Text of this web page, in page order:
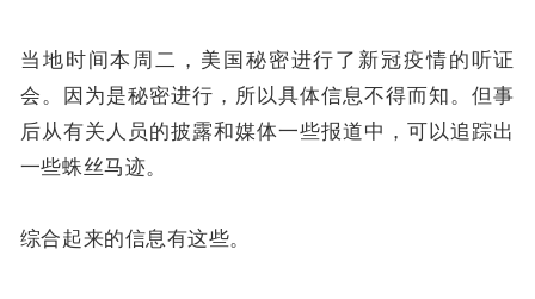
当地时间本周二，美国秘密进行了新冠疫情的听证
会。因为是秘密进行，所以具体信息不得而知。但事
后从有关人员的披露和媒体一些报道中，可以追踪出
一些蛛丝马迹。
综合起来的信息有这些。